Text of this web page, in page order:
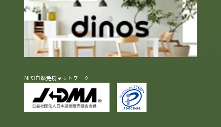
NPO自然免疫ネットワーク